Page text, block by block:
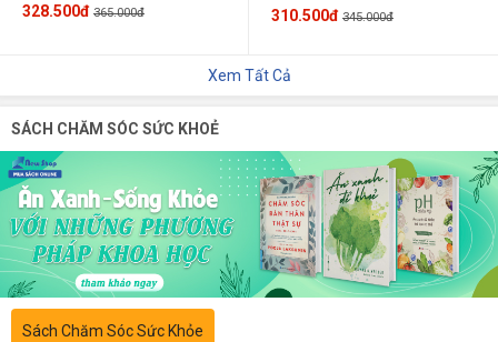
328.500đ 365.000đ 310.500đ 345.000đ
Xem Tất Cả
SÁCH CHĂM SÓC SỨC KHOẺ
Sách Chăm Sóc Sức Khỏe